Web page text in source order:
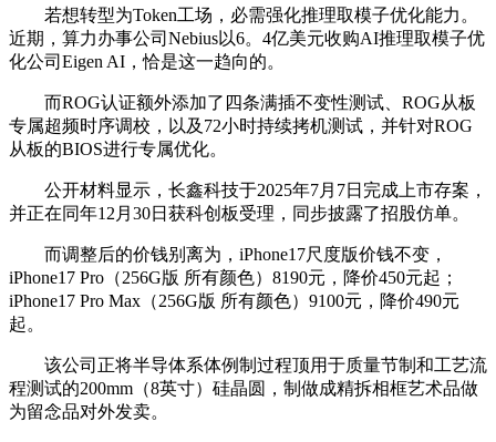
若想转型为Token工场，必需强化推理取模子优化能力。
近期，算力办事公司Nebius以6。4亿美元收购AI推理取模子优
化公司Eigen AI，恰是这一趋向的。
而ROG认证额外添加了四条满插不变性测试、ROG从板
专属超频时序调校，以及72小时持续拷机测试，并针对ROG
从板的BIOS进行专属优化。
公开材料显示，长鑫科技于2025年7月7日完成上市存案，
并正在同年12月30日获科创板受理，同步披露了招股仿单。
而调整后的价钱别离为，iPhone17尺度版价钱不变，
iPhone17 Pro（256G版 所有颜色）8190元，降价450元起；
iPhone17 Pro Max（256G版 所有颜色）9100元，降价490元
起。
该公司正将半导体系体例制过程顶用于质量节制和工艺流
程测试的200mm（8英寸）硅晶圆，制做成精拆相框艺术品做
为留念品对外发卖。